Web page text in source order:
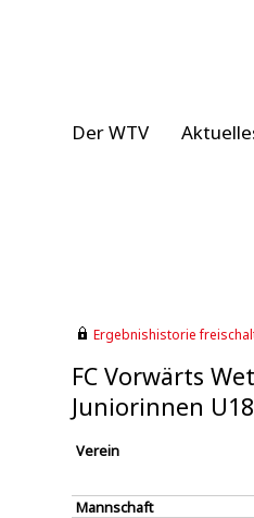
Der WTV
Ergebnishistorie
FC Vorwärts
Juniorinnen
Verein
Mannschaft